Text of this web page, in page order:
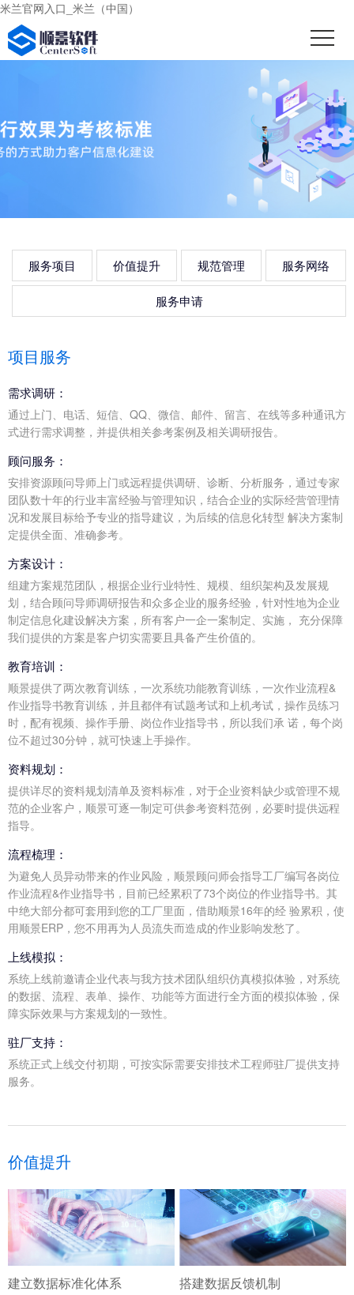
米兰官网入口_米兰（中国）
服务项目 价值提升 规范管理 服务网络
服务申请
项目服务
需求调研：
通过上门、电话、短信、QQ、微信、邮件、留言、在线等多种通讯方
式进行需求调整，并提供相关参考案例及相关调研报告。
顾问服务：
安排资源顾问导师上门或远程提供调研、诊断、分析服务，通过专家
团队数十年的行业丰富经验与管理知识，结合企业的实际经营管理情
况和发展目标给予专业的指导建议，为后续的信息化转型 解决方案制
定提供全面、准确参考。
方案设计：
组建方案规范团队，根据企业行业特性、规模、组织架构及发展规
划，结合顾问导师调研报告和众多企业的服务经验，针对性地为企业
制定信息化建设解决方案，所有客户一企一案制定、实施， 充分保障
我们提供的方案是客户切实需要且具备产生价值的。
教育培训：
顺景提供了两次教育训练，一次系统功能教育训练，一次作业流程&
作业指导书教育训练，并且都伴有试题考试和上机考试，操作员练习
时，配有视频、操作手册、岗位作业指导书，所以我们承 诺，每个岗
位不超过30分钟，就可快速上手操作。
资料规划：
提供详尽的资料规划清单及资料标准，对于企业资料缺少或管理不规
范的企业客户，顺景可逐一制定可供参考资料范例，必要时提供远程
指导。
流程梳理：
为避免人员异动带来的作业风险，顺景顾问师会指导工厂编写各岗位
作业流程&作业指导书，目前已经累积了73个岗位的作业指导书。其
中绝大部分都可套用到您的工厂里面，借助顺景16年的经 验累积，使
用顺景ERP，您不用再为人员流失而造成的作业影响发愁了。
上线模拟：
系统上线前邀请企业代表与我方技术团队组织仿真模拟体验，对系统
的数据、流程、表单、操作、功能等方面进行全方面的模拟体验，保
障实际效果与方案规划的一致性。
驻厂支持：
系统正式上线交付初期，可按实际需要安排技术工程师驻厂提供支持
服务。
价值提升
建立数据标准化体系 搭建数据反馈机制